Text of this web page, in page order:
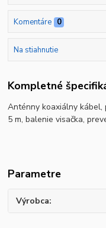
Komentáre 0
Na stiahnutie
Kompletné
Anténny koaxiálny kábel,
5 m, balenie visačka,
Parametre
Výrobca